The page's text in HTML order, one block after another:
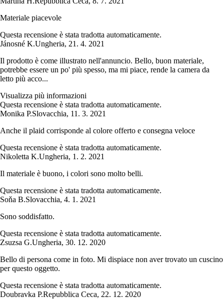
Materiale piacevole
Questa recensione è stata tradotta automaticamente.
Jánosné K.Ungheria, 21. 4. 2021
Il prodotto è come illustrato nell'annuncio. Bello, buon materiale,
potrebbe essere un po' più spesso, ma mi piace, rende la camera da
letto più acco...
Visualizza più informazioni
Questa recensione è stata tradotta automaticamente.
Monika P.Slovacchia, 11. 3. 2021
Anche il plaid corrisponde al colore offerto e consegna veloce
Questa recensione è stata tradotta automaticamente.
Nikoletta K.Ungheria, 1. 2. 2021
Il materiale è buono, i colori sono molto belli.
Questa recensione è stata tradotta automaticamente.
Soňa B.Slovacchia, 4. 1. 2021
Sono soddisfatto.
Questa recensione è stata tradotta automaticamente.
Zsuzsa G.Ungheria, 30. 12. 2020
Bello di persona come in foto. Mi dispiace non aver trovato un cuscino
per questo oggetto.
Questa recensione è stata tradotta automaticamente.
Doubravka P.Repubblica Ceca, 22. 12. 2020